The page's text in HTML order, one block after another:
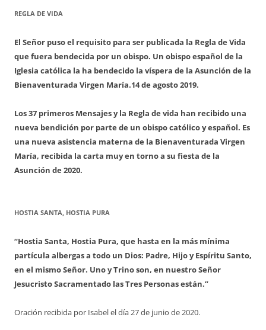
REGLA DE VIDA
El Señor puso el requisito para ser publicada la Regla de Vida
que fuera bendecida por un obispo. Un obispo español de la
Iglesia católica la ha bendecido la víspera de la Asunción de la
Bienaventurada Virgen María.14 de agosto 2019.
Los 37 primeros Mensajes y la Regla de vida han recibido una
nueva bendición por parte de un obispo católico y español. Es
una nueva asistencia materna de la Bienaventurada Virgen
María, recibida la carta muy en torno a su fiesta de la
Asunción de 2020.
HOSTIA SANTA, HOSTIA PURA
“Hostia Santa, Hostia Pura, que hasta en la más mínima
partícula albergas a todo un Dios: Padre, Hijo y Espíritu Santo,
en el mismo Señor. Uno y Trino son, en nuestro Señor
Jesucristo Sacramentado las Tres Personas están.”
Oración recibida por Isabel el día 27 de junio de 2020.